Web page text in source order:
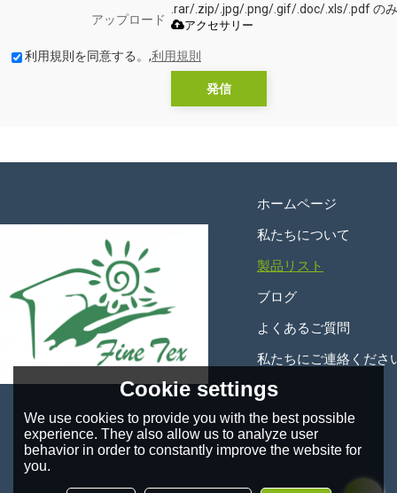
アップロード
.rar/.zip/.jpg/.png/.gif/.doc/.xls/.pdf の
アクセサリー
利用規則を同意する。,利用規則
発信
ホームページ
私たちについて
製品リスト
ブログ
よくあるご質問
私たちにご連絡くださ
Cookie settings
We use cookies to provide you with the best possible
experience. They also allow us to analyze user
behavior in order to constantly improve the website for
you.